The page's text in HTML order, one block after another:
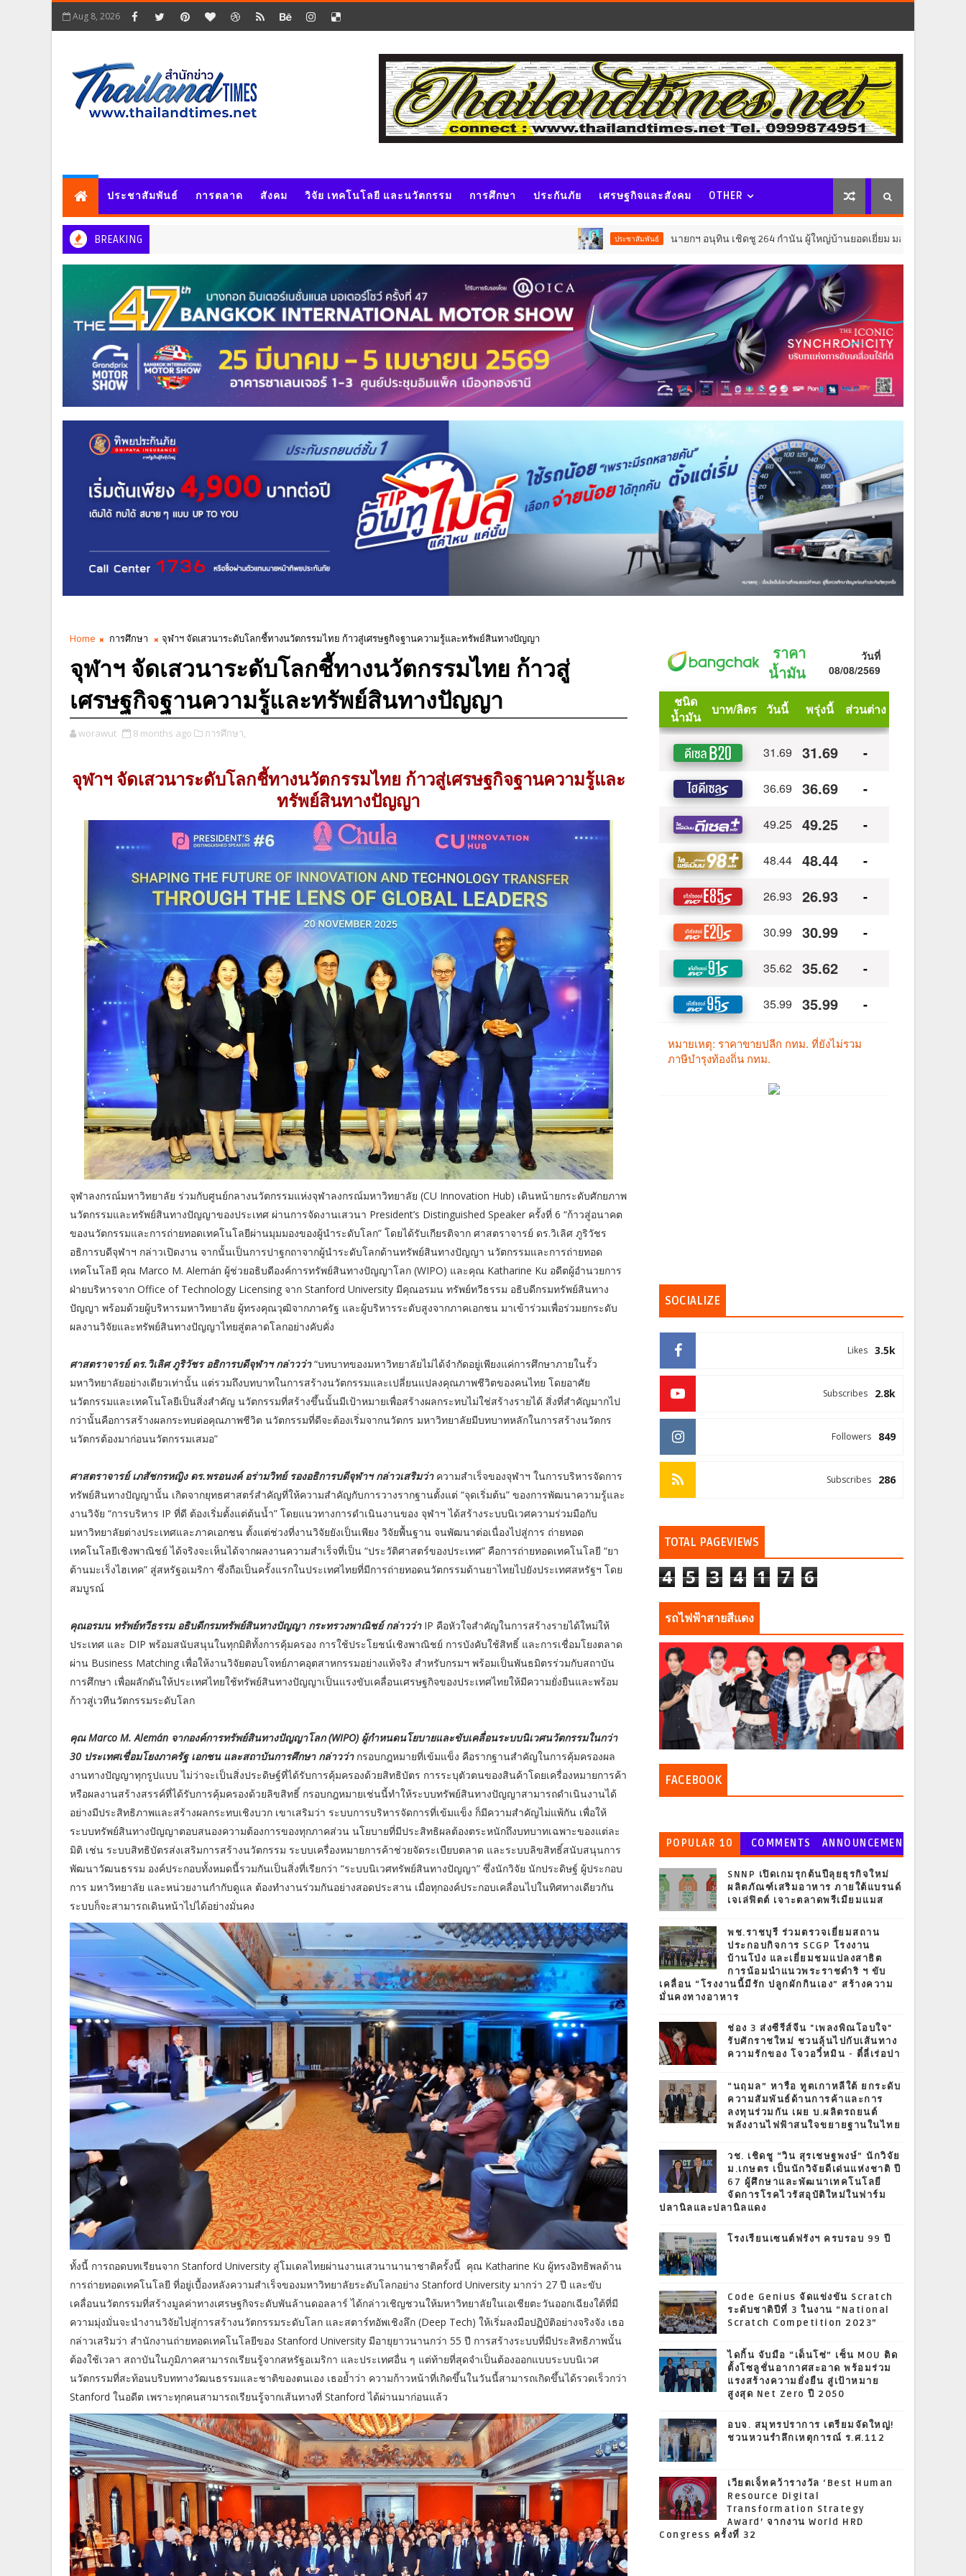
Aug 8, 2026
ประชาสัมพันธ์ การตลาด สังคม วิจัย เทคโนโลยี และนวัตกรรม การศึกษา ประกันภัย เศรษฐกิจและสังคม OTHER
BREAKING ประชาสัมพันธ์ นายกฯ อนุทิน เชิดชู 264 กำนัน ผู้ใหญ่บ้านยอดเยี่ยม มอบแหนบทองคำ “รางวัลเกียรติย
Home การศึกษา จุฬาฯ จัดเสวนาระดับโลกชี้ทางนวัตกรรมไทย ก้าวสู่เศรษฐกิจฐานความรู้และทรัพย์สินทางปัญญา
จุฬาฯ จัดเสวนาระดับโลกชี้ทางนวัตกรรมไทย ก้าวสู่
เศรษฐกิจฐานความรู้และทรัพย์สินทางปัญญา
worawut 8 months ago การศึกษา,
จุฬาฯ จัดเสวนาระดับโลกชี้ทางนวัตกรรมไทย ก้าวสู่เศรษฐกิจฐานความรู้และ
ทรัพย์สินทางปัญญา
จุฬาลงกรณ์มหาวิทยาลัย ร่วมกับศูนย์กลางนวัตกรรมแห่งจุฬาลงกรณ์มหาวิทยาลัย (CU Innovation Hub) เดินหน้ายกระดับศักยภาพ
นวัตกรรมและทรัพย์สินทางปัญญาของประเทศ ผ่านการจัดงานเสวนา President’s Distinguished Speaker ครั้งที่ 6 “ก้าวสู่อนาคต
ของนวัตกรรมและการถ่ายทอดเทคโนโลยีผ่านมุมมองของผู้นำระดับโลก” โดยได้รับเกียรติจาก ศาสตราจารย์ ดร.วิเลิศ ภูริวัชร
อธิการบดีจุฬาฯ กล่าวเปิดงาน จากนั้นเป็นการปาฐกถาจากผู้นำระดับโลกด้านทรัพย์สินทางปัญญา นวัตกรรมและการถ่ายทอด
เทคโนโลยี คุณ Marco M. Alemán ผู้ช่วยอธิบดีองค์การทรัพย์สินทางปัญญาโลก (WIPO) และคุณ Katharine Ku อดีตผู้อำนวยการ
ฝ่ายบริหารจาก Office of Technology Licensing จาก Stanford University มีคุณอรมน ทรัพย์ทวีธรรม อธิบดีกรมทรัพย์สินทาง
ปัญญา พร้อมด้วยผู้บริหารมหาวิทยาลัย ผู้ทรงคุณวุฒิจากภาครัฐ และผู้บริหารระดับสูงจากภาคเอกชน มาเข้าร่วมเพื่อร่วมยกระดับ
ผลงานวิจัยและทรัพย์สินทางปัญญาไทยสู่ตลาดโลกอย่างคับคั่ง
ศาสตราจารย์ ดร.วิเลิศ ภูริวัชร อธิการบดีจุฬาฯ กล่าวว่า“บทบาทของมหาวิทยาลัยไม่ได้จำกัดอยู่เพียงแค่การศึกษาภายในรั้ว
มหาวิทยาลัยอย่างเดียวเท่านั้น แต่รวมถึงบทบาทในการสร้างนวัตกรรมและเปลี่ยนแปลงคุณภาพชีวิตของคนไทย โดยอาศัย
นวัตกรรมและเทคโนโลยีเป็นสิ่งสำคัญ นวัตกรรมที่สร้างขึ้นนั้นมีเป้าหมายเพื่อสร้างผลกระทบไม่ใช่สร้างรายได้ สิ่งที่สำคัญมากไป
กว่านั้นคือการสร้างผลกระทบต่อคุณภาพชีวิต นวัตกรรมที่ดีจะต้องเริ่มจากนวัตกร มหาวิทยาลัยมีบทบาทหลักในการสร้างนวัตกร
นวัตกรต้องมาก่อนนวัตกรรมเสมอ”
ศาสตราจารย์ เภสัชกรหญิง ดร.พรอนงค์ อร่ามวิทย์ รองอธิการบดีจุฬาฯ กล่าวเสริมว่าความสำเร็จของจุฬาฯ ในการบริหารจัดการ
ทรัพย์สินทางปัญญานั้น เกิดจากยุทธศาสตร์สำคัญที่ให้ความสำคัญกับการวางรากฐานตั้งแต่ “จุดเริ่มต้น” ของการพัฒนาความรู้และ
งานวิจัย “การบริหาร IP ที่ดี ต้องเริ่มตั้งแต่ต้นน้ำ” โดยแนวทางการดำเนินงานของ จุฬาฯ ได้สร้างระบบนิเวศความร่วมมือกับ
มหาวิทยาลัยต่างประเทศและภาคเอกชน ตั้งแต่ช่วงที่งานวิจัยยังเป็นเพียง วิจัยพื้นฐาน จนพัฒนาต่อเนื่องไปสู่การ ถ่ายทอด
เทคโนโลยีเชิงพาณิชย์ ได้จริงจะเห็นได้จากผลงานความสำเร็จที่เป็น “ประวัติศาสตร์ของประเทศ” คือการถ่ายทอดเทคโนโลยี “ยา
ต้านมะเร็งไฮเทค” สู่สหรัฐอเมริกา ซึ่งถือเป็นครั้งแรกในประเทศไทยที่มีการถ่ายทอดนวัตกรรมด้านยาไทยไปยังประเทศสหรัฐฯ โดย
สมบูรณ์
คุณอรมน ทรัพย์ทวีธรรม อธิบดีกรมทรัพย์สินทางปัญญา กระทรวงพาณิชย์ กล่าวว่าIP คือหัวใจสำคัญในการสร้างรายได้ใหม่ให้
ประเทศ และ DIP พร้อมสนับสนุนในทุกมิติทั้งการคุ้มครอง การใช้ประโยชน์เชิงพาณิชย์ การบังคับใช้สิทธิ์ และการเชื่อมโยงตลาด
ผ่าน Business Matching เพื่อให้งานวิจัยตอบโจทย์ภาคอุตสาหกรรมอย่างแท้จริง สำหรับกรมฯ พร้อมเป็นพันธมิตรร่วมกับสถาบัน
การศึกษา เพื่อผลักดันให้ประเทศไทยใช้ทรัพย์สินทางปัญญาเป็นแรงขับเคลื่อนเศรษฐกิจของประเทศไทยให้มีความยั่งยืนและพร้อม
ก้าวสู่เวทีนวัตกรรมระดับโลก
คุณ Marco M. Alemán จากองค์การทรัพย์สินทางปัญญาโลก (WIPO) ผู้กำหนดนโยบายและขับเคลื่อนระบบนิเวศนวัตกรรมในกว่า
30 ประเทศเชื่อมโยงภาครัฐ เอกชน และสถาบันการศึกษา กล่าวว่ากรอบกฎหมายที่เข้มแข็ง คือรากฐานสำคัญในการคุ้มครองผล
งานทางปัญญาทุกรูปแบบ ไม่ว่าจะเป็นสิ่งประดิษฐ์ที่ได้รับการคุ้มครองด้วยสิทธิบัตร การระบุตัวตนของสินค้าโดยเครื่องหมายการค้า
หรือผลงานสร้างสรรค์ที่ได้รับการคุ้มครองด้วยลิขสิทธิ์ กรอบกฎหมายเช่นนี้ทำให้ระบบทรัพย์สินทางปัญญาสามารถดำเนินงานได้
อย่างมีประสิทธิภาพและสร้างผลกระทบเชิงบวก เขาเสริมว่า ระบบการบริหารจัดการที่เข้มแข็ง ก็มีความสำคัญไม่แพ้กัน เพื่อให้
ระบบทรัพย์สินทางปัญญาตอบสนองความต้องการของทุกภาคส่วน นโยบายที่มีประสิทธิผลต้องตระหนักถึงบทบาทเฉพาะของแต่ละ
มิติ เช่น ระบบสิทธิบัตรส่งเสริมการสร้างนวัตกรรม ระบบเครื่องหมายการค้าช่วยจัดระเบียบตลาด และระบบลิขสิทธิ์สนับสนุนการ
พัฒนาวัฒนธรรม องค์ประกอบทั้งหมดนี้รวมกันเป็นสิ่งที่เรียกว่า “ระบบนิเวศทรัพย์สินทางปัญญา” ซึ่งนักวิจัย นักประดิษฐ์ ผู้ประกอบ
การ มหาวิทยาลัย และหน่วยงานกำกับดูแล ต้องทำงานร่วมกันอย่างสอดประสาน เมื่อทุกองค์ประกอบเคลื่อนไปในทิศทางเดียวกัน
ระบบก็จะสามารถเดินหน้าไปได้อย่างมั่นคง
ทั้งนี้ การถอดบทเรียนจาก Stanford University สู่โมเดลไทยผ่านงานเสวนานานาชาติครั้งนี้ คุณ Katharine Ku ผู้ทรงอิทธิพลด้าน
การถ่ายทอดเทคโนโลยี ที่อยู่เบื้องหลังความสำเร็จของมหาวิทยาลัยระดับโลกอย่าง Stanford University มากว่า 27 ปี และขับ
เคลื่อนนวัตกรรมที่สร้างมูลค่าทางเศรษฐกิจระดับพันล้านดอลลาร์ ได้กล่าวเชิญชวนให้มหาวิทยาลัยในเอเชียตะวันออกเฉียงใต้ที่มี
ความมุ่งมั่นจะนำงานวิจัยไปสู่การสร้างนวัตกรรมระดับโลก และสตาร์ทอัพเชิงลึก (Deep Tech) ให้เริ่มลงมือปฏิบัติอย่างจริงจัง เธอ
กล่าวเสริมว่า สำนักงานถ่ายทอดเทคโนโลยีของ Stanford University มีอายุยาวนานกว่า 55 ปี การสร้างระบบที่มีประสิทธิภาพนั้น
ต้องใช้เวลา สถาบันในภูมิภาคสามารถเรียนรู้จากสหรัฐอเมริกา และประเทศอื่น ๆ แต่ท้ายที่สุดจำเป็นต้องออกแบบระบบนิเวศ
นวัตกรรมที่สะท้อนบริบททางวัฒนธรรมและชาติของตนเอง เธอย้ำว่า ความก้าวหน้าที่เกิดขึ้นในวันนี้สามารถเกิดขึ้นได้รวดเร็วกว่า
Stanford ในอดีต เพราะทุกคนสามารถเรียนรู้จากเส้นทางที่ Stanford ได้ผ่านมาก่อนแล้ว
SOCIALIZE
3.5k
Likes
2.8k
Subscribes
849
Followers
286
Subscribes
TOTAL PAGEVIEWS
4 5 3 4 1 7 6
รถไฟฟ้าสายสีแดง
FACEBOOK
POPULAR 10 COMMENTS
ANNOUNCEMEN
T
SNNP เปิดเกมรุกต้นปีลุยธุรกิจใหม่
ผลิตภัณฑ์เสริมอาหาร ภายใต้แบรนด์
เจเล่ฟิตต์ เจาะตลาดพรีเมียมแมส
พช.ราชบุรี ร่วมตรวจเยี่ยมสถาน
ประกอบกิจการ SCGP โรงงาน
บ้านโป่ง และเยี่ยมชมแปลงสาธิต
การน้อมนำแนวพระราชดำริ ฯ ขับ
เคลื่อน “โรงงานนี้มีรัก ปลูกผักกินเอง” สร้างความ
มั่นคงทางอาหาร
ช่อง 3 ส่งซีรีส์จีน "เพลงพิณโอบใจ"
รับศักราชใหม่ ชวนลุ้นไปกับเส้นทาง
ความรักของ โจวอวี๋หมิน - ตี๋ลี่เร่อปา
“นฤมล” หารือ ทูตเกาหลีใต้ ยกระดับ
ความสัมพันธ์ด้านการค้าและการ
ลงทุนร่วมกัน เผย บ.ผลิตรถยนต์
พลังงานไฟฟ้าสนใจขยายฐานในไทย
วช. เชิดชู “วิน สุรเชษฐพงษ์” นักวิจัย
ม.เกษตร เป็นนักวิจัยดีเด่นแห่งชาติ ปี
67 ผู้ศึกษาและพัฒนาเทคโนโลยี
จัดการโรคไวรัสอุบัติใหม่ในฟาร์ม
ปลานิลและปลานิลแดง
โรงเรียนเซนต์ฟรังฯ ครบรอบ 99 ปี
Code Genius จัดแข่งขัน Scratch
ระดับชาติปีที่ 3 ในงาน “National
Scratch Competition 2023”
ไดกิ้น จับมือ “เด็นโซ่” เซ็น MOU ติด
ตั้งโซลูชั่นอากาศสะอาด พร้อมร่วม
แรงสร้างความยั่งยืน สู่เป้าหมาย
สูงสุด Net Zero ปี 2050
อบจ. สมุทรปราการ เตรียมจัดใหญ่!
ชวนหวนรำลึกเหตุการณ์ ร.ศ.112
เวียตเจ็ทคว้ารางวัล ‘Best Human
Resource Digital
Transformation Strategy
Award’ จากงาน World HRD
Congress ครั้งที่ 32